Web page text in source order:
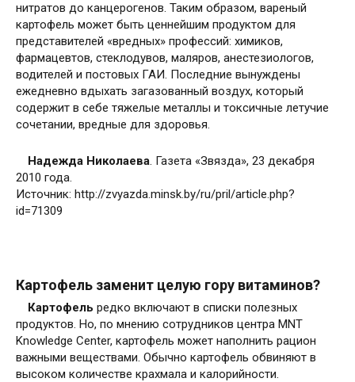
нитратов до канцерогенов. Таким образом, вареный
картофель может быть ценнейшим продуктом для
представителей «вредных» профессий: химиков,
фармацевтов, стеклодувов, маляров, анестезиологов,
водителей и постовых ГАИ. Последние вынуждены
ежедневно вдыхать загазованный воздух, который
содержит в себе тяжелые металлы и токсичные летучие
сочетании, вредные для здоровья.
Надежда Николаева. Газета «Звязда», 23 декабря
2010 года.
Источник: http://zvyazda.minsk.by/ru/pril/article.php?
id=71309
Картофель заменит целую гору витаминов?
Картофель редко включают в списки полезных
продуктов. Но, по мнению сотрудников центра MNT
Knowledge Center, картофель может наполнить рацион
важными веществами. Обычно картофель обвиняют в
высоком количестве крахмала и калорийности.